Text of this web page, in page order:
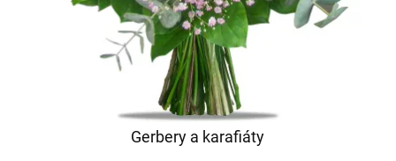
Gerbery a karafiáty